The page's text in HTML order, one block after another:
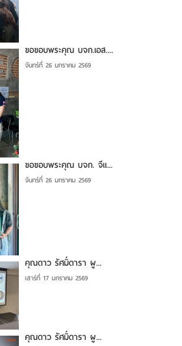
ขอขอบพระคุณ บจก.เอส....
จันทร์ที่ 26 มกราคม 2569
ขอขอบพระคุณ บจก. จีแ...
จันทร์ที่ 26 มกราคม 2569
คุณดาว รัศมิ์ดารา ผู...
เสาร์ที่ 17 มกราคม 2569
คุณดาว รัศมิ์ดารา ผู...